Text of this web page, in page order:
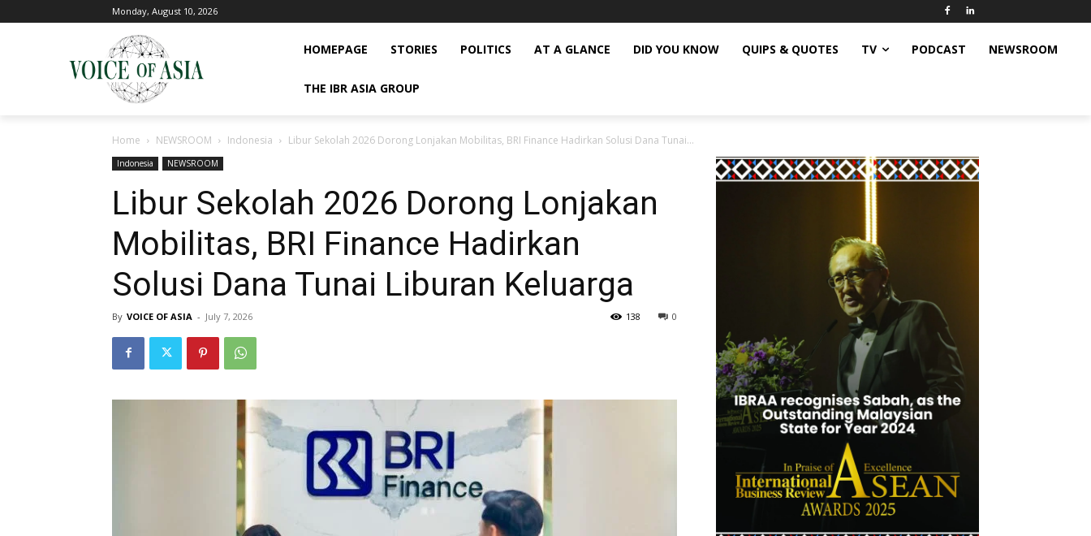
Monday, August 10, 2026
HOMEPAGE STORIES POLITICS AT A GLANCE DID YOU KNOW QUIPS & QUOTES TV PODCAST NEWSROOM
THE IBR ASIA GROUP
Home NEWSROOM Indonesia Libur Sekolah 2026 Dorong Lonjakan Mobilitas, BRI Finance Hadirkan Solusi Dana Tunai...
Indonesia NEWSROOM
Libur Sekolah 2026 Dorong Lonjakan
Mobilitas, BRI Finance Hadirkan
Solusi Dana Tunai Liburan Keluarga
By VOICE OF ASIA - July 7, 2026 0
138